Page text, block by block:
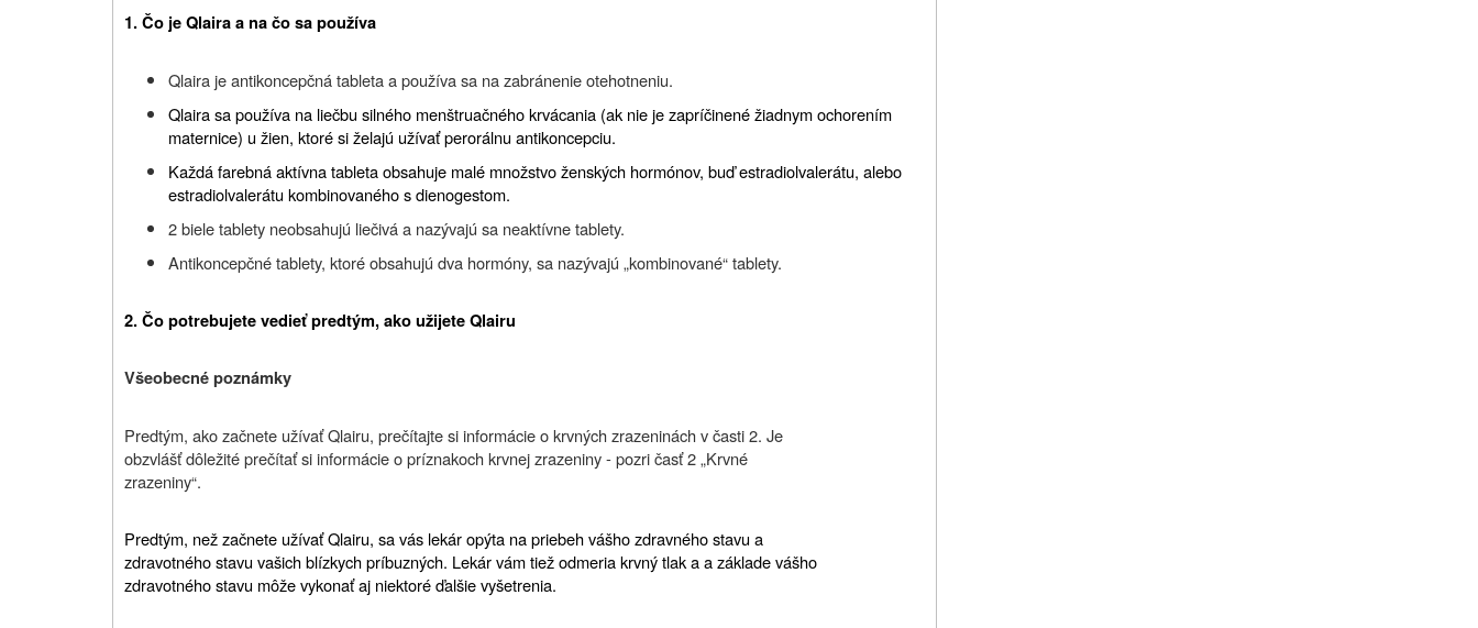
1. Čo je Qlaira a na čo sa používa
Qlaira je antikoncepčná tableta a používa sa na zabránenie otehotneniu.
Qlaira sa používa na liečbu silného menštruačného krvácania (ak nie je zapríčinené žiadnym ochorením
maternice) u žien, ktoré si želajú užívať perorálnu antikoncepciu.
Každá farebná aktívna tableta obsahuje malé množstvo ženských hormónov, buď estradiolvalerátu, alebo
estradiolvalerátu kombinovaného s dienogestom.
2 biele tablety neobsahujú liečivá a nazývajú sa neaktívne tablety.
Antikoncepčné tablety, ktoré obsahujú dva hormóny, sa nazývajú „kombinované“ tablety.
2.Čo potrebujete vedieť predtým, ako užijete Qlairu
Všeobecné poznámky
Predtým, ako začnete užívať Qlairu, prečítajte si informácie o krvných zrazeninách v časti 2. Je
obzvlášť dôležité prečítať si informácie o príznakoch krvnej zrazeniny - pozri časť 2 „Krvné
zrazeniny“.
Predtým, než začnete užívať Qlairu, sa vás lekár opýta na priebeh vášho zdravného stavu a
zdravotného stavu vašich blízkych príbuzných. Lekár vám tiež odmeria krvný tlak a a základe vášho
zdravotného stavu môže vykonať aj niektoré ďalšie vyšetrenia.